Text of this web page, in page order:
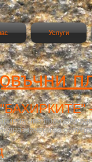
Услуги
-
ние
за